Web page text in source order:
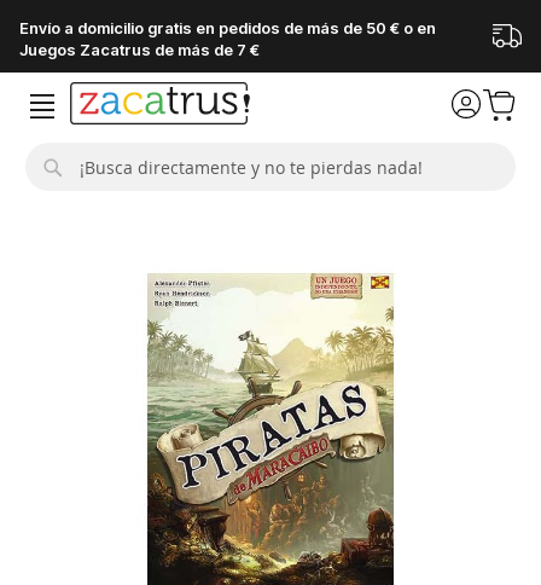
Envío a domicilio gratis en pedidos de más de 50 € o en
Juegos Zacatrus de más de 7 €